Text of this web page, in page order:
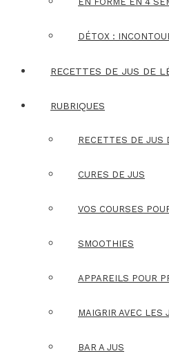
DÉTOX :
RECETTES DE JUS DE
RUBRIQUES
RECETTES DE JUS
CURES DE JUS
VOS COURSES
SMOOTHIES
APPAREILS POUR
MAIGRIR AVEC
BAR A JUS